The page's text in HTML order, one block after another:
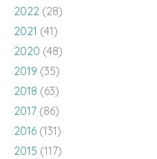
2022 (28)
2021 (41)
2020 (48)
2019 (35)
2018 (63)
2017 (86)
2016 (131)
2015 (117)